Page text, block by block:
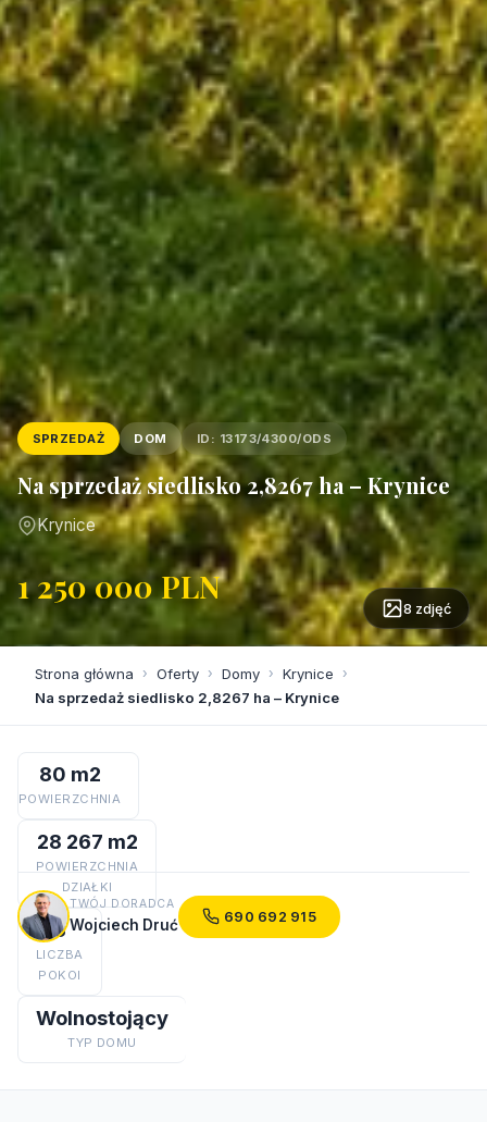
SPRZEDAŻ DOM ID: 13173/4300/ODS
Na sprzedaż siedlisko 2,8267 ha – Krynice
Krynice
1 250 000 PLN
8 zdjęć
Strona główna › Oferty › Domy › Krynice ›
Na sprzedaż siedlisko 2,8267 ha – Krynice
80 m2
POWIERZCHNIA
28 267 m2
POWIERZCHNIA
DZIAŁKI
3
LICZBA
POKOI
Wolnostojący
TYP DOMU
TWÓJ DORADCA
Wojciech Druć 690 692 915